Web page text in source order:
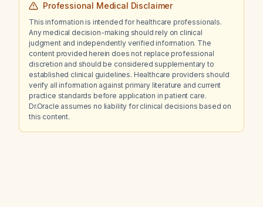
Professional Medical Disclaimer
This information is intended for healthcare professionals.
Any medical decision-making should rely on clinical
judgment and independently verified information. The
content provided herein does not replace professional
discretion and should be considered supplementary to
established clinical guidelines. Healthcare providers should
verify all information against primary literature and current
practice standards before application in patient care.
Dr.Oracle assumes no liability for clinical decisions based on
this content.